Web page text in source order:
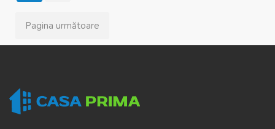
Pagina următoare